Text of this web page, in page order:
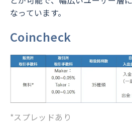
なっています。
Coincheck
*スプレッドあり